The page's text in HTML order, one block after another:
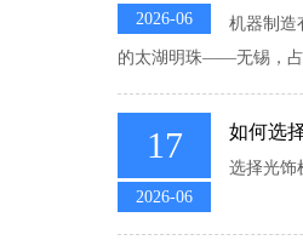
2026-06
机器制造
的太湖明珠——无锡，占
17
2026-06
如何选
选择光饰